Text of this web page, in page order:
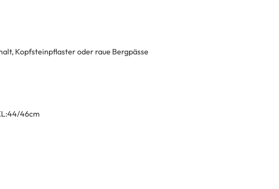
Kopfsteinpflaster oder raue Bergpässe
46cm